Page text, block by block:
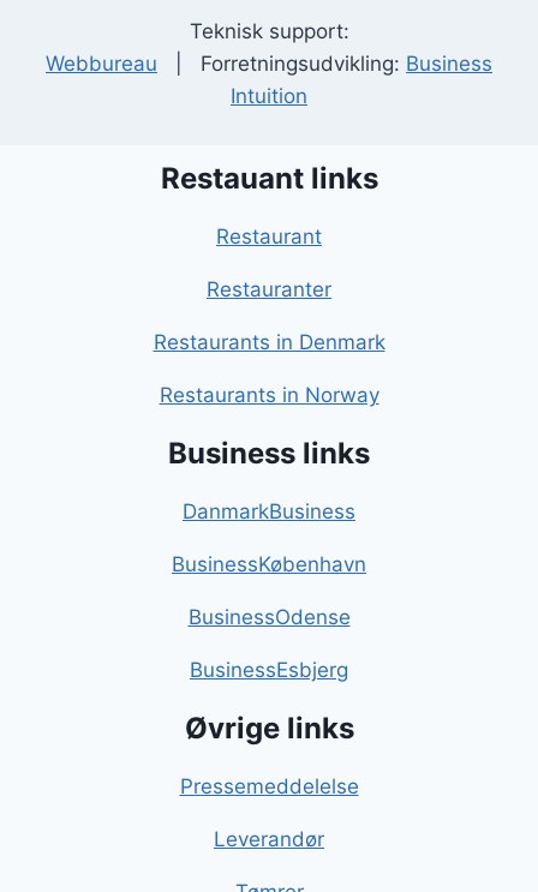
Teknisk support:
Webbureau | Forretningsudvikling: Business
Intuition
Restauant links
Restaurant
Restauranter
Restaurants in Denmark
Restaurants in Norway
Business links
DanmarkBusiness
BusinessKøbenhavn
BusinessOdense
BusinessEsbjerg
Øvrige links
Pressemeddelelse
Leverandør